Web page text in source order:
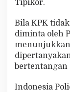
Tipikor.
Bila KPK
diminta oleh
menunjukkan
bertentangan
Indonesia